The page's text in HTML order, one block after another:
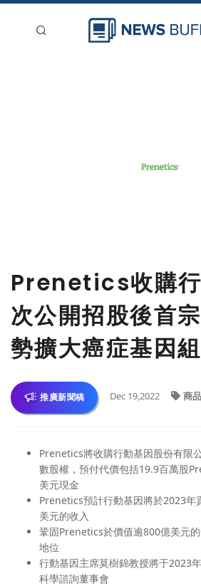
Prenetics收購
次公開招股後首
勢擴大癌症基因
推廣新聞稿 Dec 19,2022 商
Prenetics將收購行動基因股份有限
數股權，預付代價包括19.9百萬股
美元現金
Prenetics預計行動基因將於2023年
美元的收入
鞏固Prenetics於價值逾800億美元
地位
行動基因主席莫樹錦教授將于2023
科學諮詢董事會